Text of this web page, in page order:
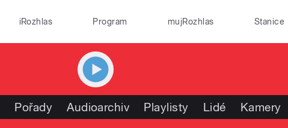
iRozhlas Program mujRozhlas Stanice
Pořady Audioarchiv Playlisty Lidé Kamery